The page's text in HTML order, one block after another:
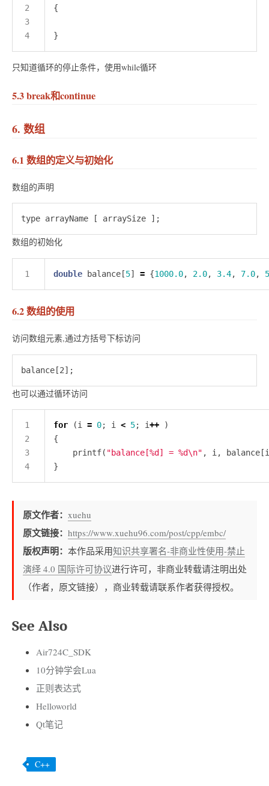
3
4
只知道循环的停止条件，使用while循环
5.3 break和continue
6. 数组
6.1 数组的定义与初始化
数组的声明
数组的初始化
double balance[5] = {1000.0, 2.0, 3.4, 7.0,
6.2 数组的使用
访问数组元素,通过方括号下标访问
也可以通过循环访问
1
2
3
4
for (i = 0; i < 5; i++
	printf(
"balance[%d] = %d\n"
原文作者： xuehu
原文链接： https://www.xuehu96.com/post/cpp/embc/
版权声明： 本作品采用知识共享署名-非商业性使用-禁止
演绎 4.0 国际许可协议进行许可，非商业转载请注明出处
（作者，原文链接），商业转载请联系作者获得授权。
See Also
Air724C_SDK
10分钟学会Lua
正则表达式
Helloworld
Qt笔记
C++